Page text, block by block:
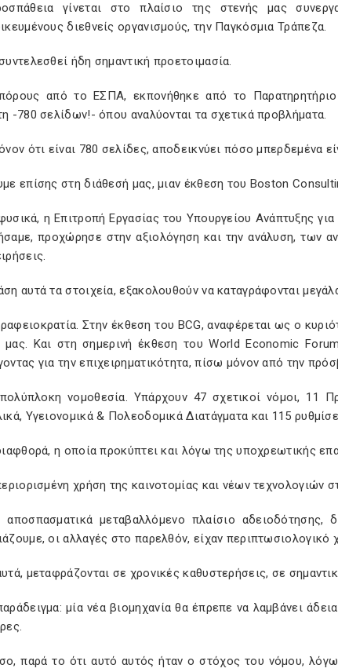
γίνεται στο πλαίσιο της στενής μας
διεθνείς οργανισμούς, την Παγκόσμια Τράπεζα.
ήδη σημαντική προετοιμασία.
από το ΕΣΠΑ, εκπονήθηκε από το Παρατηρητήριο
-780 σελίδων!- όπου αναλύονται τα σχετικά προβλήματα.
ότι είναι 780 σελίδες, αποδεικνύει πόσο μπερδεμένα
επίσης στη διάθεσή μας, μιαν έκθεση του Boston
η Επιτροπή Εργασίας του Υπουργείου Ανάπτυξης
προχώρησε στην αξιολόγηση και την ανάλυση, των
αυτά τα στοιχεία, εξακολουθούν να καταγράφονται
Στην έκθεση του BCG, αναφέρεται ως ο
Και στη σημερινή έκθεση του World Economic
για την επιχειρηματικότητα, πίσω μόνον από την
νομοθεσία. Υπάρχουν 47 σχετικοί νόμοι, 11
Υγειονομικά & Πολεοδομικά Διατάγματα και 115
η οποία προκύπτει και λόγω της υποχρεωτικής
χρήση της καινοτομίας και νέων τεχνολογιών
αποσπασματικά μεταβαλλόμενο πλαίσιο
οι αλλαγές στο παρελθόν, είχαν περιπτωσιολογικό
μεταφράζονται σε χρονικές καθυστερήσεις, σε
μία νέα βιομηχανία θα έπρεπε να λαμβάνει
παρά το ότι αυτό αυτός ήταν ο στόχος του νόμου,